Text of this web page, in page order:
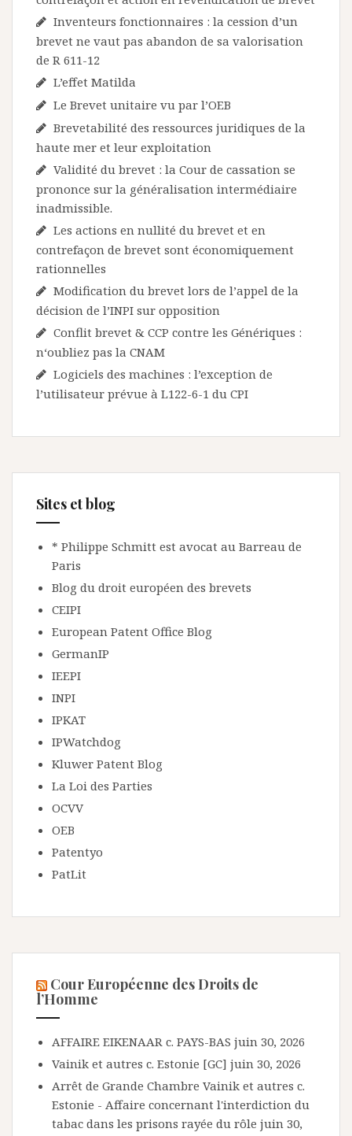
Inventeurs fonctionnaires : la cession d’un
brevet ne vaut pas abandon de sa valorisation
de R 611-12
L’effet Matilda
Le Brevet unitaire vu par l’OEB
Brevetabilité des ressources juridiques de la
haute mer et leur exploitation
Validité du brevet : la Cour de cassation se
prononce sur la généralisation intermédiaire
inadmissible.
Les actions en nullité du brevet et en
contrefaçon de brevet sont économiquement
rationnelles
Modification du brevet lors de l’appel de la
décision de l’INPI sur opposition
Conflit brevet & CCP contre les Génériques :
n‘oubliez pas la CNAM
Logiciels des machines : l’exception de
l’utilisateur prévue à L122-6-1 du CPI
Sites et blog
* Philippe Schmitt est avocat au Barreau de
Paris
Blog du droit européen des brevets
CEIPI
European Patent Office Blog
GermanIP
IEEPI
INPI
IPKAT
IPWatchdog
Kluwer Patent Blog
La Loi des Parties
OCVV
OEB
Patentyo
PatLit
Cour Européenne des Droits de
l’Homme
AFFAIRE EIKENAAR c. PAYS-BAS juin 30, 2026
Vainik et autres c. Estonie [GC] juin 30, 2026
Arrêt de Grande Chambre Vainik et autres c.
Estonie - Affaire concernant l'interdiction du
tabac dans les prisons rayée du rôle juin 30,